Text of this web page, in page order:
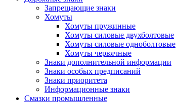
Запрещающие знаки
Хомуты
Хомуты пружинные
Хомуты силовые двухболтовые
Хомуты силовые одноболтовые
Хомуты червячные
Знаки дополнительной информации
Знаки особых предписаний
Знаки приоритета
Информационные знаки
Смазки промышленные